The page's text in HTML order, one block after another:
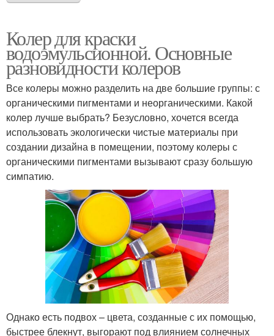
Колер для краски
водоэмульсионной. Основные
разновидности колеров
Все колеры можно разделить на две большие группы: с
органическими пигментами и неорганическими. Какой
колер лучше выбрать? Безусловно, хочется всегда
использовать экологически чистые материалы при
создании дизайна в помещении, поэтому колеры с
органическими пигментами вызывают сразу большую
симпатию.
Однако есть подвох – цвета, созданные с их помощью,
быстрее блекнут, выгорают под влиянием солнечных